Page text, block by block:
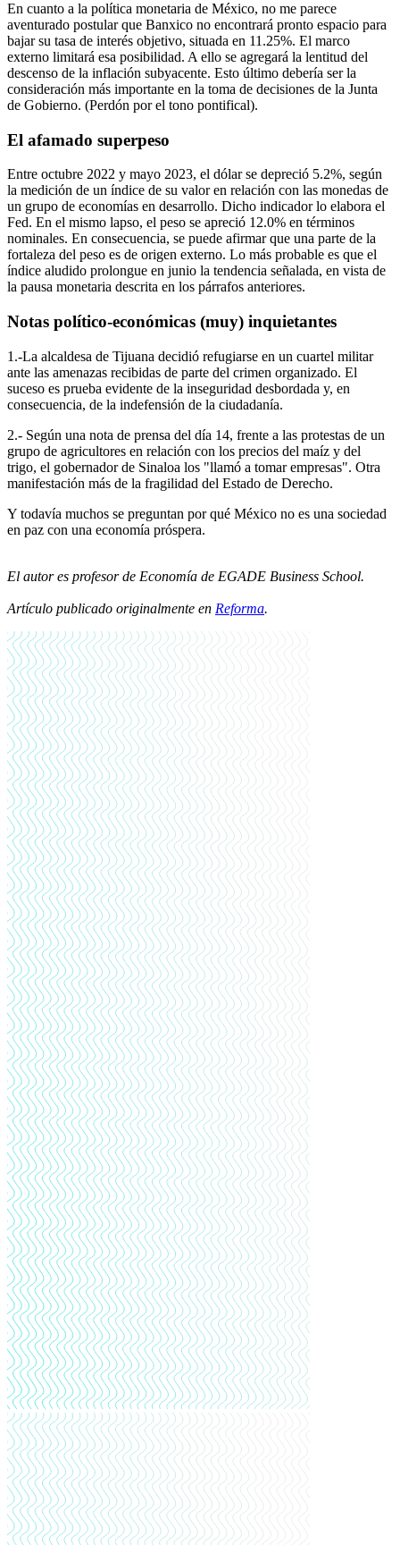
En cuanto a la política monetaria de México, no me parece
aventurado postular que Banxico no encontrará pronto espacio para
bajar su tasa de interés objetivo, situada en 11.25%. El marco
externo limitará esa posibilidad. A ello se agregará la lentitud del
descenso de la inflación subyacente. Esto último debería ser la
consideración más importante en la toma de decisiones de la Junta
de Gobierno. (Perdón por el tono pontifical).
El afamado superpeso
Entre octubre 2022 y mayo 2023, el dólar se depreció 5.2%, según
la medición de un índice de su valor en relación con las monedas de
un grupo de economías en desarrollo. Dicho indicador lo elabora el
Fed. En el mismo lapso, el peso se apreció 12.0% en términos
nominales. En consecuencia, se puede afirmar que una parte de la
fortaleza del peso es de origen externo. Lo más probable es que el
índice aludido prolongue en junio la tendencia señalada, en vista de
la pausa monetaria descrita en los párrafos anteriores.
Notas político-económicas (muy) inquietantes
1.-La alcaldesa de Tijuana decidió refugiarse en un cuartel militar
ante las amenazas recibidas de parte del crimen organizado. El
suceso es prueba evidente de la inseguridad desbordada y, en
consecuencia, de la indefensión de la ciudadanía.
2.- Según una nota de prensa del día 14, frente a las protestas de un
grupo de agricultores en relación con los precios del maíz y del
trigo, el gobernador de Sinaloa los "llamó a tomar empresas". Otra
manifestación más de la fragilidad del Estado de Derecho.
Y todavía muchos se preguntan por qué México no es una sociedad
en paz con una economía próspera.
El autor es profesor de Economía de EGADE Business School.
Artículo publicado originalmente en Reforma.